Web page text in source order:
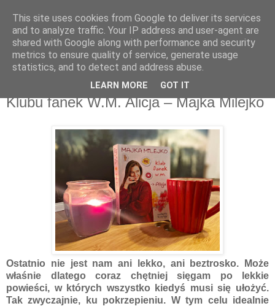
Recenzje na widelcu
Portal kulturalny - książki, recenzje, inspiracje, konkursy.
sobota, 18 kwietnia 2020
Klubu fanek W.M. Alicja – Majka Milejko
Ostatnio nie jest nam ani lekko, ani beztrosko. Może
właśnie dlatego coraz chętniej sięgam po lekkie
powieści, w których wszystko kiedyś musi się ułożyć.
Tak zwyczajnie, ku pokrzepieniu. W tym celu idealnie
This site uses cookies from Google to deliver its services
and to analyze traffic. Your IP address and user-agent are
shared with Google along with performance and security
metrics to ensure quality of service, generate usage
statistics, and to detect and address abuse.
LEARN MORE GOT IT